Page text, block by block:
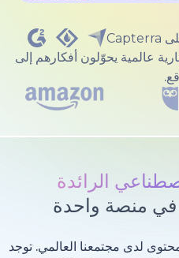
أفكارهم إلى
العالمي. توجد